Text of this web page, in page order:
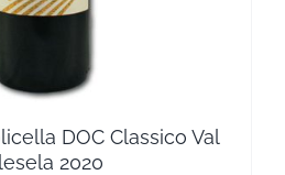
DOC Classico Val
2020